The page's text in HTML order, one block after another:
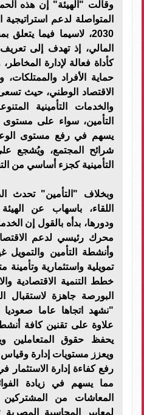
وقالت "الهيئة" إن هذه
المتواصلة لدعم
2030، لاسيما فيما
المالي، إذ تهدف إلى
كأداة فعالة لإدارة
حماية الأفراد
الاقتصاد الوطني، حيث تسعى
والخدمات التأمينية
التأمين، سواء على مستوى
يسهم في رفع مستوى
شرائح المجتمع، ويُشجع
التأمينية كجزء أساسي من
وبخلاف "التأمين" تحدث
اللقاء، باسهاب عن الهيئة
ودورها، بدأه بالقول إن
محرك رئيسي لدعم
وأنشطة التأمين والتمويل
تمويلية واستثمارية
خطط التنمية الاقتصادية
البورصة جاهزة لاستقبال
"نشهد اتجاها عاما صعوديا
علاوة على تقنين كافة
يحفظ حقوق المتعاملين
ويعزز مستويات إدارة
رفع كفاءة إدارة الاستثمار
مما يسهم في زيادة
المعاشات من المشتركين
لمعايير المحاسبة